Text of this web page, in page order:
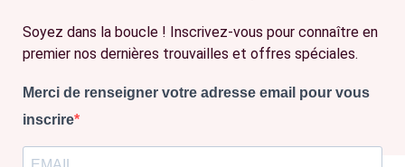
Soyez dans la boucle ! Inscrivez-vous pour connaître en
premier nos dernières trouvailles et offres spéciales.
Merci de renseigner votre adresse email pour vous
inscrire